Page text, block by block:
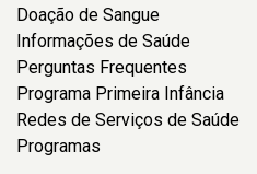
Doação de Sangue
Informações de Saúde
Perguntas Frequentes
Programa Primeira Infância
Redes de Serviços de Saúde
Programas